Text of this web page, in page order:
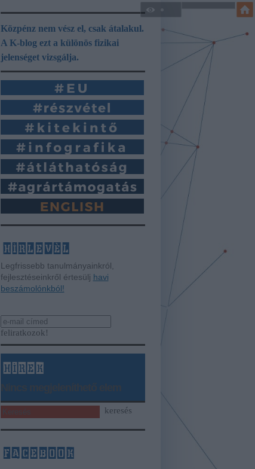
Közpénz nem vész el, csak átalakul.
A K-blog ezt a különös fizikai
jelenséget vizsgálja.
hírlevél
Legfrissebb tanulmányainkról,
fejlesztéseinkről értesülj havi
beszámolónkból!
hírek
facebook